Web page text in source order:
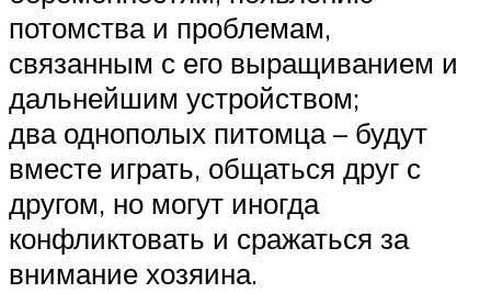
потомства и проблемам,
связанным с его выращиванием и
дальнейшим устройством;
два однополых питомца – будут
вместе играть, общаться друг с
другом, но могут иногда
конфликтовать и сражаться за
внимание хозяина.